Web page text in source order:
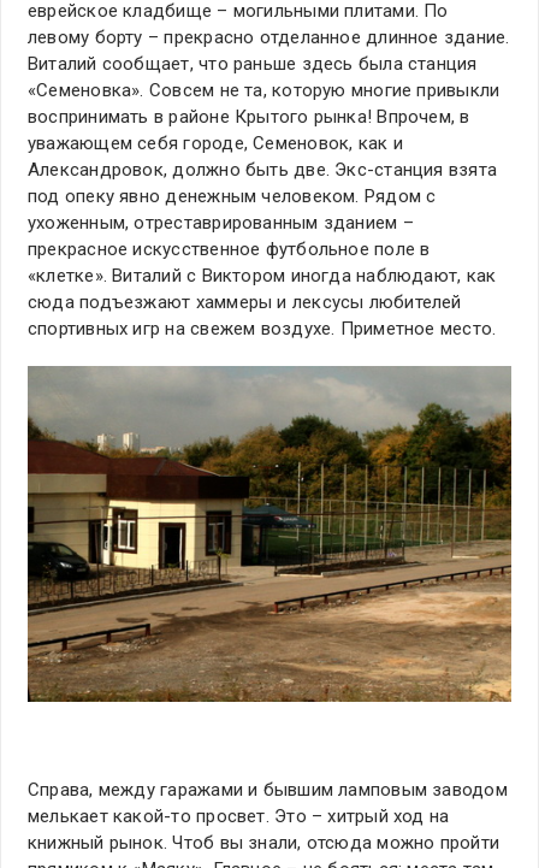
еврейское кладбище – могильными плитами. По
левому борту – прекрасно отделанное длинное здание.
Виталий сообщает, что раньше здесь была станция
«Семеновка». Совсем не та, которую многие привыкли
воспринимать в районе Крытого рынка! Впрочем, в
уважающем себя городе, Семеновок, как и
Александровок, должно быть две. Экс-станция взята
под опеку явно денежным человеком. Рядом с
ухоженным, отреставрированным зданием –
прекрасное искусственное футбольное поле в
«клетке». Виталий с Виктором иногда наблюдают, как
сюда подъезжают хаммеры и лексусы любителей
спортивных игр на свежем воздухе. Приметное место.
Справа, между гаражами и бывшим ламповым заводом
мелькает какой-то просвет. Это – хитрый ход на
книжный рынок. Чтоб вы знали, отсюда можно пройти